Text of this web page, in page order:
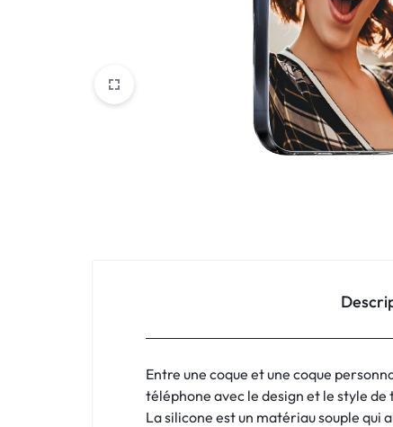
Nokia – HMD
Entre une coque et une coque
téléphone avec le design et le style de
La silicone est un matériau souple